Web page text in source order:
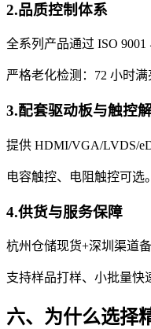
2.品质控制体系
全系列产品通过 ISO 9001
严格老化检测：72 小时
3.配套驱动板与触控
提供 HDMI/VGA/LVDS/
电容触控、电阻触控可选。
4.供货与服务保障
杭州仓储现货+深圳渠道
支持样品打样、小批量快
六、为什么选择